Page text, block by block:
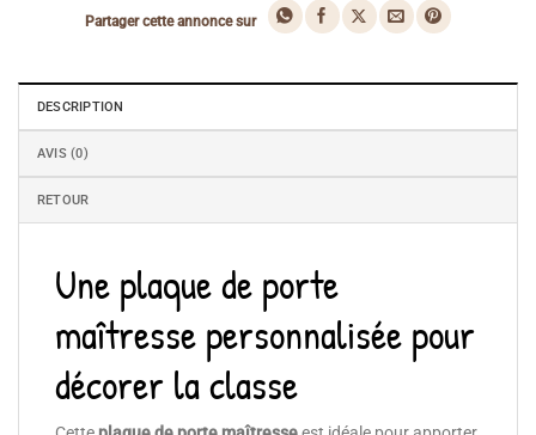
Partager cette annonce sur
DESCRIPTION
AVIS (0)
RETOUR
Une plaque de porte
maîtresse personnalisée pour
décorer la classe